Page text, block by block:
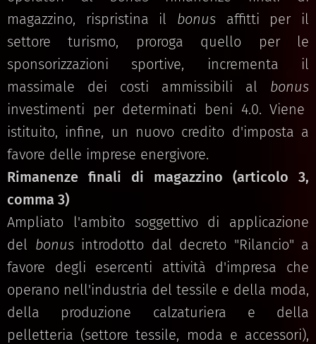
magazzino, rispristina il bonus affitti per il
settore turismo, proroga quello per le
sponsorizzazioni sportive, incrementa il
massimale dei costi ammissibili al bonus
investimenti per determinati beni 4.0. Viene
istituito, infine, un nuovo credito d'imposta a
favore delle imprese energivore.
Rimanenze finali di magazzino (articolo 3,
comma 3)
Ampliato l'ambito soggettivo di applicazione
del bonusintrodotto dal decreto "Rilancio" a
favore degli esercenti attività d'impresa che
operano nell'industria del tessile e della moda,
della produzione calzaturiera e della
pelletteria (settore tessile, moda e accessori),